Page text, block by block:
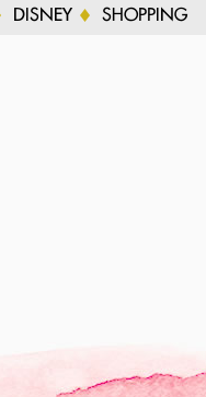
DISNEY SHOPPING